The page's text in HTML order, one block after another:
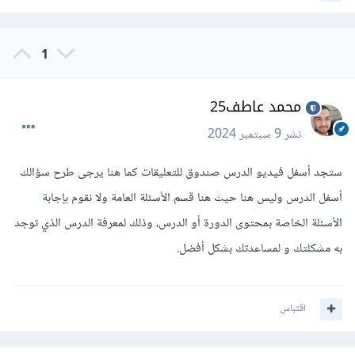
1
محمد عاطف25
نشر9 سبتمبر 2024
ستجد أسفل فيديو الدرس صندوق للتعليقات كما هنا يرجى طرح سؤالك
أسفل الدرس وليس هنا حيث هنا قسم الأسئلة العامة ولا نقوم بإجابة
الأسئلة الخاصة بمحتوى الدورة أو الدرس، وذلك لمعرفة الدرس الذي توجد
به مشكلتك و لمساعدتك بشكل أفضل.
اقتباس